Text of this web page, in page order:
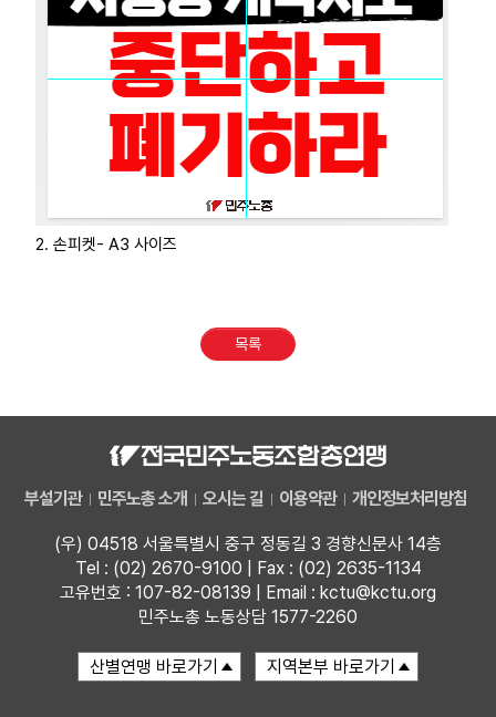
2. 손피켓- A3 사이즈
목록
부설기관 민주노총 소개 오시는 길 이용약관 개인정보처리방침
(우) 04518 서울특별시 중구 정동길 3 경향신문사 14층
Tel : (02) 2670-9100 | Fax : (02) 2635-1134
고유번호 : 107-82-08139 | Email : kctu@kctu.org
민주노총 노동상담 1577-2260